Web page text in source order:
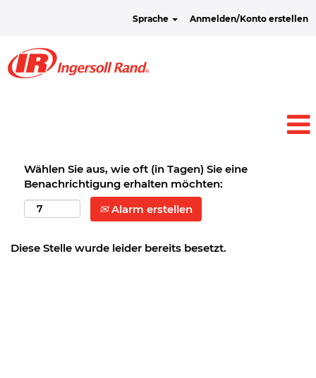
Sprache Anmelden/Konto erstellen
Wählen Sie aus, wie oft (in Tagen) Sie eine
Benachrichtigung erhalten möchten:
Alarm erstellen
Diese Stelle wurde leider bereits besetzt.